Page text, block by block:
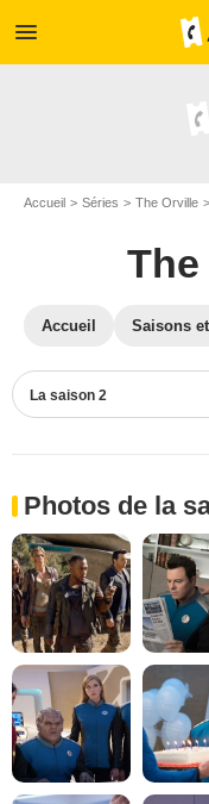
menu
Accueil Séries The Orville
Accueil Saisons
La saison 2
Photos de la